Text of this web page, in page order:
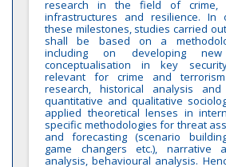
research in the field of crime,
infrastructures and resilience. In
these milestones, studies carried
shall be based on a
including on developing
conceptualisation in key
relevant for crime and
research, historical analysis
quantitative and qualitative
applied theoretical lenses in
specific methodologies for threat
and forecasting (scenario
game changers etc.), narrative
analysis, behavioural analysis.